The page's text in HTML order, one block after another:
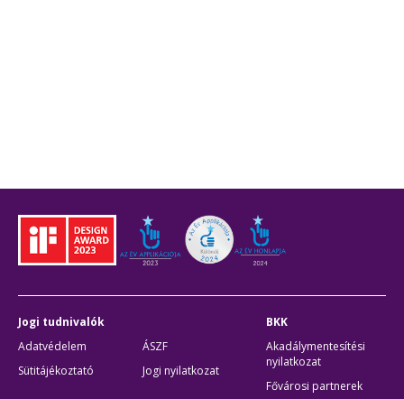
Jogi tudnivalók
Adatvédelem
ÁSZF
Sütitájékoztató
Jogi nyilatkozat
BKK
Akadálymentesítési
nyilatkozat
Fővárosi partnerek